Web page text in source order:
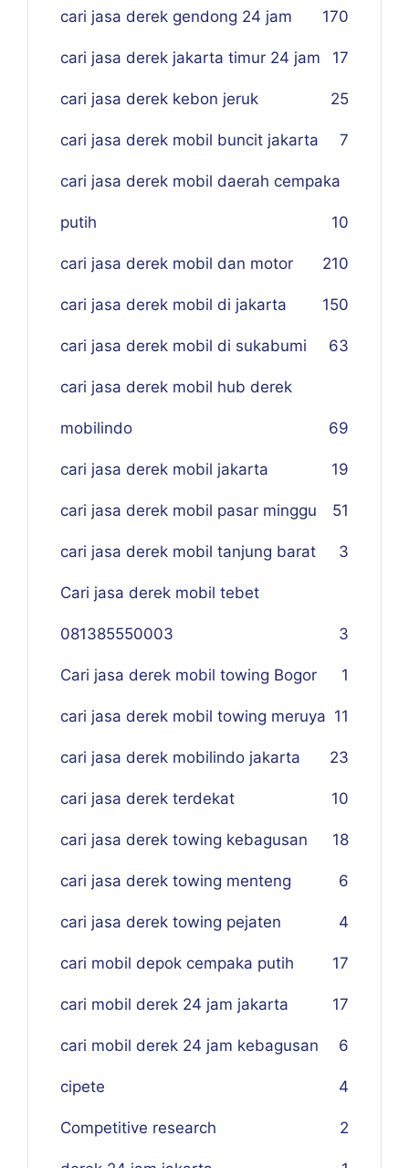
cari jasa derek gendong 24 jam 170
cari jasa derek jakarta timur 24 jam 17
cari jasa derek kebon jeruk 25
cari jasa derek mobil buncit jakarta 7
cari jasa derek mobil daerah cempaka
putih 10
cari jasa derek mobil dan motor 210
cari jasa derek mobil di jakarta 150
cari jasa derek mobil di sukabumi 63
cari jasa derek mobil hub derek
mobilindo 69
cari jasa derek mobil jakarta 19
cari jasa derek mobil pasar minggu 51
cari jasa derek mobil tanjung barat 3
Cari jasa derek mobil tebet
081385550003 3
Cari jasa derek mobil towing Bogor 1
cari jasa derek mobil towing meruya 11
cari jasa derek mobilindo jakarta 23
cari jasa derek terdekat 10
cari jasa derek towing kebagusan 18
cari jasa derek towing menteng 6
cari jasa derek towing pejaten 4
cari mobil depok cempaka putih 17
cari mobil derek 24 jam jakarta 17
cari mobil derek 24 jam kebagusan 6
cipete 4
Competitive research 2